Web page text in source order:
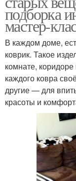
подборка
мастер-
В каждом доме,
коврик. Такое
комнате,
каждого ковра
другие — для
красоты и